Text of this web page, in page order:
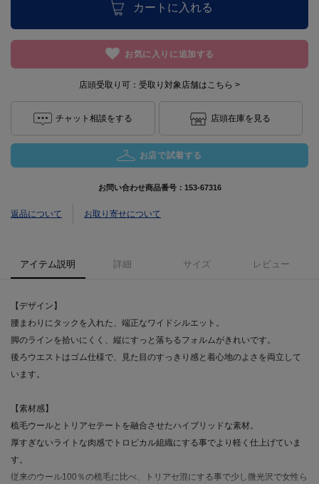
カートに入れる
お気に入りに追加する
店頭受取り可： 受取り対象店舗はこちら >
チャット相談をする 店頭在庫を見る
お店で試着する
お問い合わせ商品番号： 153-67316
返品について お取り寄せについて
アイテム説明 詳細 サイズ レビュー
【デザイン】
腰まわりにタックを入れた、端正なワイドシルエット。
脚のラインを拾いにくく、縦にすっと落ちるフォルムがきれいです。
後ろウエストはゴム仕様で、見た目のすっきり感と着心地のよさを両立して
います。
【素材感】
梳毛ウールとトリアセテートを融合させたハイブリッドな素材。
厚すぎないライトな肉感でトロピカル組織にする事でより軽く仕上げていま
す。
従来のウール100％の梳毛に比べ、トリアセ混にする事で少し微光沢で女性ら